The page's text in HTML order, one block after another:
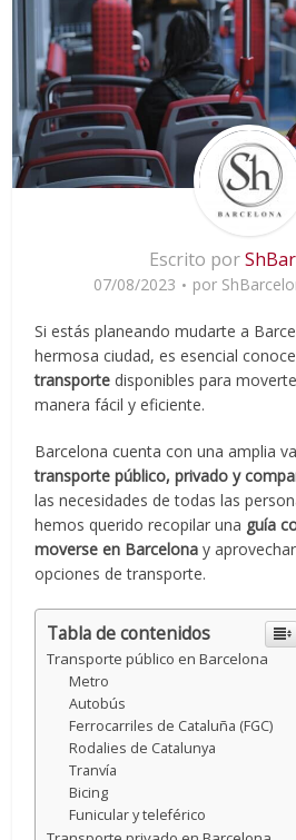
Escrito por
07/08/2023 por
Si estás planeando mudarte a
hermosa ciudad, es esencial
transporte disponibles para
manera fácil y eficiente.
Barcelona cuenta con una amplia
transporte público, privado y
las necesidades de todas las
hemos querido recopilar una guía
moverse en Barcelona y
opciones de transporte.
Tabla de contenidos
Transporte público en Barcelona
Metro
Autobús
Ferrocarriles de Cataluña (FGC)
Rodalies de Catalunya
Tranvía
Bicing
Funicular y teleférico